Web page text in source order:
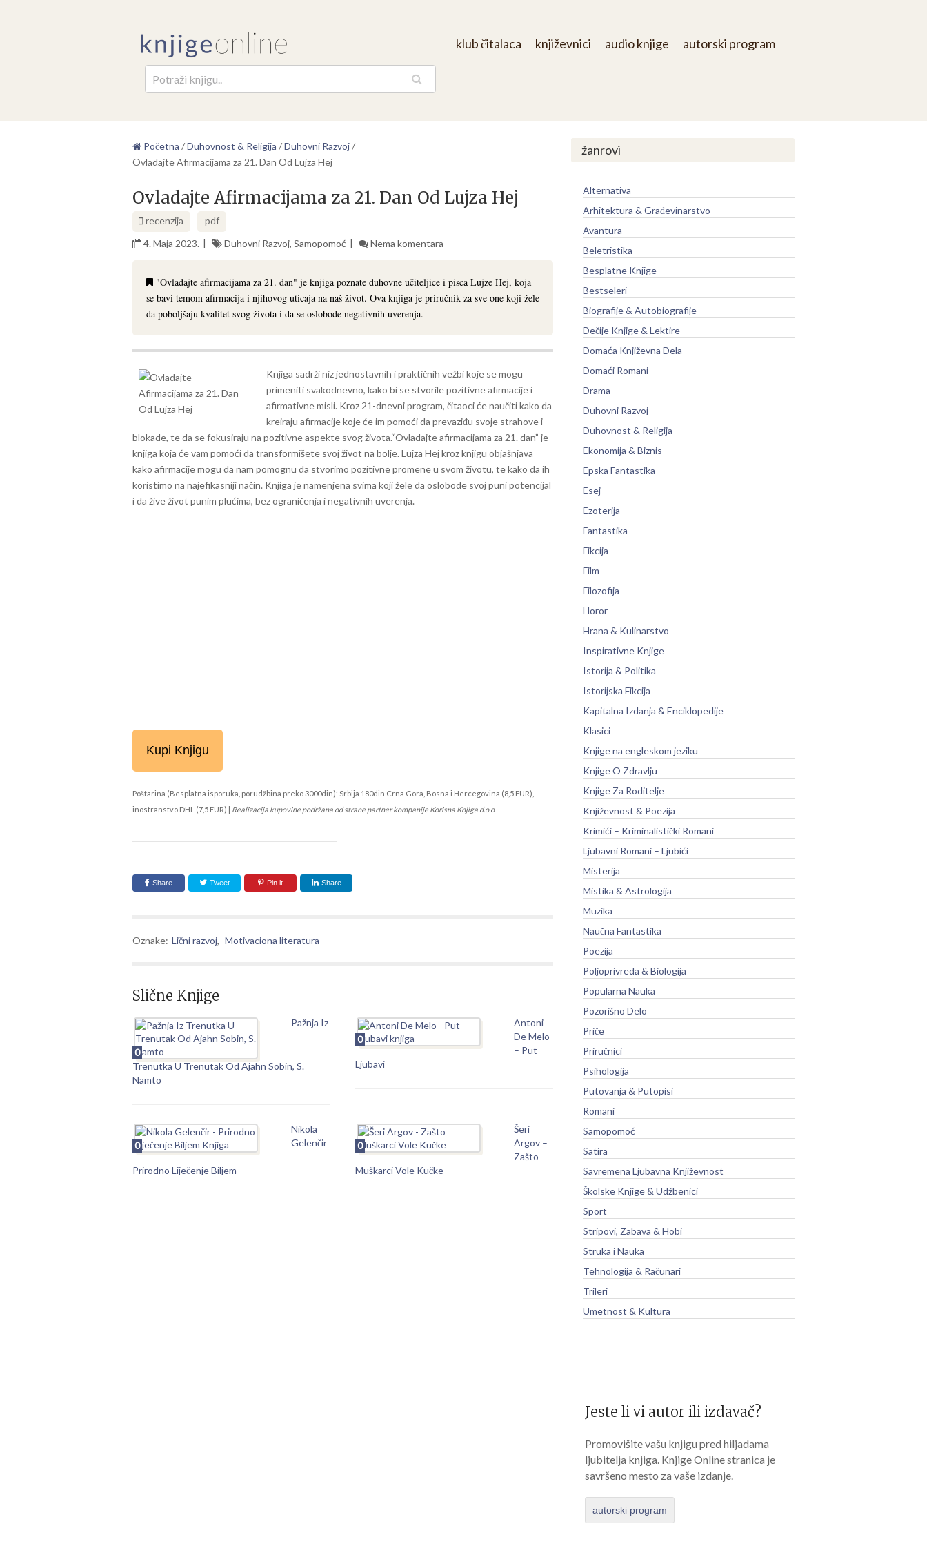
klub čitalaca književnici audio knjige autorski program
Početna /Duhovnost & Religija /Duhovni Razvoj/
Ovladajte Afirmacijama za 21. Dan Od Lujza Hej
Ovladajte Afirmacijama za 21. Dan Od Lujza Hej
recenzija
pdf
4. Maja 2023.
Duhovni Razvoj, Samopomoć Nema komentara
"Ovladajte afirmacijama za 21. dan" je knjiga poznate duhovne učiteljice i pisca Lujze Hej, koja
se bavi temom afirmacija i njihovog uticaja na naš život. Ova knjiga je priručnik za sve one koji žele
da poboljšaju kvalitet svog života i da se oslobode negativnih uverenja.
Knjiga sadrži niz jednostavnih i praktičnih vežbi koje se mogu
primeniti svakodnevno, kako bi se stvorile pozitivne afirmacije i
afirmativne misli. Kroz 21-dnevni program, čitaoci će naučiti kako da
kreiraju afirmacije koje će im pomoći da prevaziđu svoje strahove i
blokade, te da se fokusiraju na pozitivne aspekte svog života.“Ovladajte afirmacijama za 21. dan” je
knjiga koja će vam pomoći da transformišete svoj život na bolje. Lujza Hej kroz knjigu objašnjava
kako afirmacije mogu da nam pomognu da stvorimo pozitivne promene u svom životu, te kako da ih
koristimo na najefikasniji način. Knjiga je namenjena svima koji žele da oslobode svoj puni potencijal
i da žive život punim plućima, bez ograničenja i negativnih uverenja.
Kupi Knjigu
Poštarina (Besplatna isporuka, porudžbina preko 3000din): Srbija 180din Crna Gora, Bosna i Hercegovina (8,5 EUR),
inostranstvo DHL (7,5 EUR) | Realizacija kupovine podržana od strane partner kompanije Korisna Knjiga d.o.o
Share Tweet Pin it Share
Oznake: Lični razvoj, Motivaciona literatura
Slične Knjige
0
Pažnja Iz
Trenutka U Trenutak Od Ajahn Sobin, S.
Namto
0
Antoni
De Melo
– Put
Ljubavi
0
Nikola
Gelenčir
–
Prirodno Liječenje Biljem
0
Šeri
Argov –
Zašto
Muškarci Vole Kučke
žanrovi
Alternativa
Arhitektura & Građevinarstvo
Avantura
Beletristika
Besplatne Knjige
Bestseleri
Biografije & Autobiografije
Dečije Knjige & Lektire
Domaća Književna Dela
Domaći Romani
Drama
Duhovni Razvoj
Duhovnost & Religija
Ekonomija & Biznis
Epska Fantastika
Esej
Ezoterija
Fantastika
Fikcija
Film
Filozofija
Horor
Hrana & Kulinarstvo
Inspirativne Knjige
Istorija & Politika
Istorijska Fikcija
Kapitalna Izdanja & Enciklopedije
Klasici
Knjige na engleskom jeziku
Knjige O Zdravlju
Knjige Za Roditelje
Književnost & Poezija
Krimići – Kriminalistički Romani
Ljubavni Romani – Ljubići
Misterija
Mistika & Astrologija
Muzika
Naučna Fantastika
Poezija
Poljoprivreda & Biologija
Popularna Nauka
Pozorišno Delo
Priče
Priručnici
Psihologija
Putovanja & Putopisi
Romani
Samopomoć
Satira
Savremena Ljubavna Književnost
Školske Knjige & Udžbenici
Sport
Stripovi, Zabava & Hobi
Struka i Nauka
Tehnologija & Računari
Trileri
Umetnost & Kultura
Jeste li vi autor ili izdavač?
Promovišite vašu knjigu pred hiljadama
ljubitelja knjiga. Knjige Online stranica je
savršeno mesto za vaše izdanje.
autorski program